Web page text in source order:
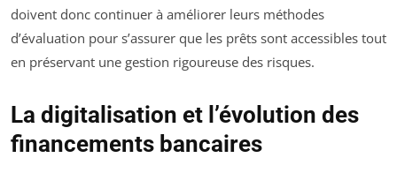
doivent donc continuer à améliorer leurs méthodes
d’évaluation pour s’assurer que les prêts sont accessibles tout
en préservant une gestion rigoureuse des risques.
La digitalisation et l’évolution des
financements bancaires